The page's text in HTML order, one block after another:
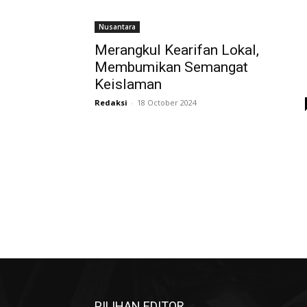
Nusantara
Merangkul Kearifan Lokal,
Membumikan Semangat
Keislaman
Redaksi - 18 October 2024